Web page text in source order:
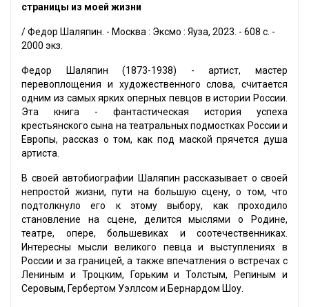
страницы из моей жизни
/ Федор Шаляпин. - Москва : Эксмо : Яуза, 2023. - 608 с. -
2000 экз.
Федор Шаляпин (1873-1938) - артист, мастер
перевоплощения и художественного слова, считается
одним из самых ярких оперных певцов в истории России.
Эта книга - фантастическая история успеха
крестьянского сына на театральных подмостках России и
Европы, рассказ о том, как под маской прячется душа
артиста.
В своей автобиографии Шаляпин рассказывает о своей
непростой жизни, пути на большую сцену, о том, что
подтолкнуло его к этому выбору, как проходило
становление на сцене, делится мыслями о Родине,
театре, опере, большевиках и соотечественниках.
Интересны мысли великого певца и выступлениях в
России и за границей, а также впечатления о встречах с
Лениным и Троцким, Горьким и Толстым, Репиным и
Серовым, Гербертом Уэллсом и Бернардом Шоу.